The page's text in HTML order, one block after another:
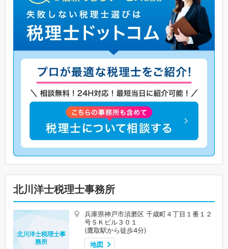
北川洋士税理士事務所
兵庫県神戸市須磨区 千歳町４丁目１番１２
号ＳＫビル３０１
(鷹取駅から徒歩4分)
地図
北川洋士税理士事
務所